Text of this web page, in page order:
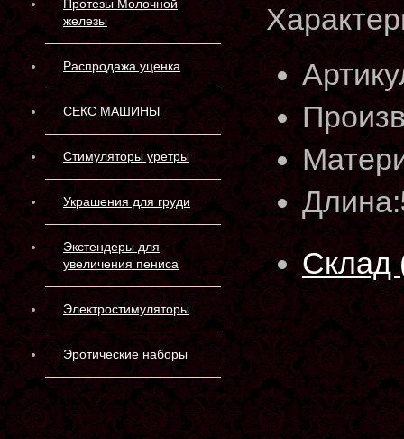
Протезы Молочной
железы
Распродажа уценка
СЕКС МАШИНЫ
Стимуляторы уретры
Украшения для груди
Экстендеры для
увеличения пениса
Электростимуляторы
Эротические наборы
Длина:
Склад